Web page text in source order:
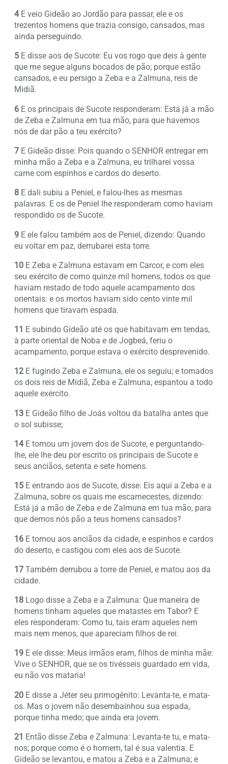
4E veio Gideão ao Jordão para passar, ele e os
trezentos homens que trazia consigo, cansados, mas
ainda perseguindo.
5 E disse aos de Sucote: Eu vos rogo que deis à gente
que me segue alguns bocados de pão; porque estão
cansados, e eu persigo a Zeba e a Zalmuna, reis de
Midiã.
6 E os principais de Sucote responderam: Está já a mão
de Zeba e Zalmuna em tua mão, para que havemos
nós de dar pão a teu exército?
7 E Gideão disse: Pois quando o SENHOR entregar em
minha mão a Zeba e a Zalmuna, eu trilharei vossa
carne com espinhos e cardos do deserto.
8 E dali subiu a Peniel, e falou-lhes as mesmas
palavras. E os de Peniel lhe responderam como haviam
respondido os de Sucote.
9 E ele falou também aos de Peniel, dizendo: Quando
eu voltar em paz, derrubarei esta torre.
10 E Zeba e Zalmuna estavam em Carcor, e com eles
seu exército de como quinze mil homens, todos os que
haviam restado de todo aquele acampamento dos
orientais: e os mortos haviam sido cento vinte mil
homens que tiravam espada.
11 E subindo Gideão até os que habitavam em tendas,
à parte oriental de Noba e de Jogbeá, feriu o
acampamento, porque estava o exército desprevenido.
12 E fugindo Zeba e Zalmuna, ele os seguiu; e tomados
os dois reis de Midiã, Zeba e Zalmuna, espantou a todo
aquele exército.
13 E Gideão filho de Joás voltou da batalha antes que
o sol subisse;
14E tomou um jovem dos de Sucote, e perguntando-
lhe, ele lhe deu por escrito os principais de Sucote e
seus anciãos, setenta e sete homens.
15 E entrando aos de Sucote, disse: Eis aqui a Zeba e a
Zalmuna, sobre os quais me escarnecestes, dizendo:
Está já a mão de Zeba e de Zalmuna em tua mão, para
que demos nós pão a teus homens cansados?
16 E tomou aos anciãos da cidade, e espinhos e cardos
do deserto, e castigou com eles aos de Sucote.
17 Também derrubou a torre de Peniel, e matou aos da
cidade.
18 Logo disse a Zeba e a Zalmuna: Que maneira de
homens tinham aqueles que matastes em Tabor? E
eles responderam: Como tu, tais eram aqueles nem
mais nem menos, que apareciam filhos de rei.
19 E ele disse: Meus irmãos eram, filhos de minha mãe:
Vive o SENHOR, que se os tivésseis guardado em vida,
eu não vos mataria!
20 E disse a Jéter seu primogênito: Levanta-te, e mata-
os. Mas o jovem não desembainhou sua espada,
porque tinha medo; que ainda era jovem.
21 Então disse Zeba e Zalmuna: Levanta-te tu, e mata-
nos; porque como é o homem, tal é sua valentia. E
Gideão se levantou, e matou a Zeba e a Zalmuna; e